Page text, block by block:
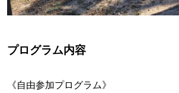
プログラム内容
《自由参加プログラム》